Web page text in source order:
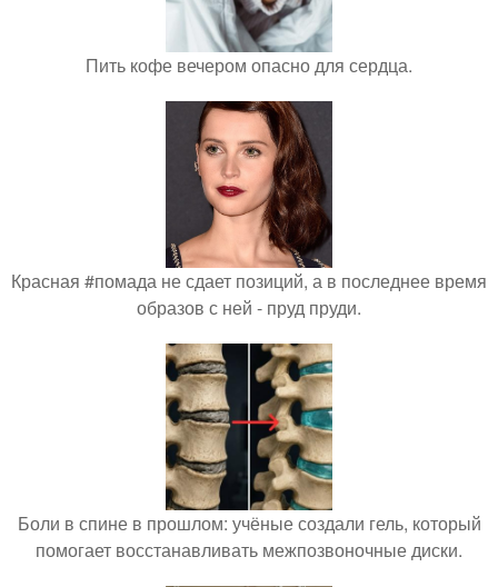
Пить кофе вечером опасно для сердца.
Красная #помада не сдает позиций, а в последнее время
образов с ней - пруд пруди.
Боли в спине в прошлом: учёные создали гель, который
помогает восстанавливать межпозвоночные диски.